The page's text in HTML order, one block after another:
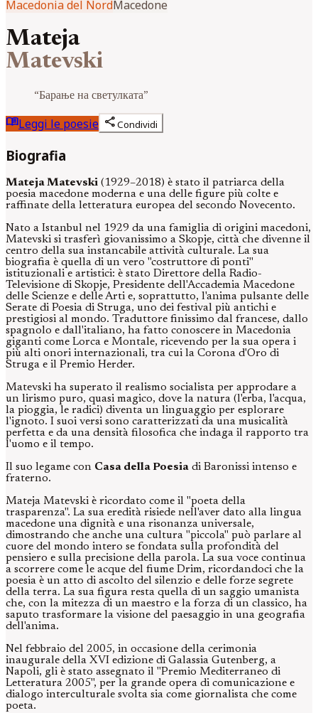
Macedonia del NordMacedone
Mateja
Matevski
“Барање на светулката”
menu_bookLeggi le poesie shareCondividi
Biografia
Mateja Matevski (1929–2018) è stato il patriarca della
poesia macedone moderna e una delle figure più colte e
raffinate della letteratura europea del secondo Novecento.
Nato a Istanbul nel 1929 da una famiglia di origini macedoni,
Matevski si trasferì giovanissimo a Skopje, città che divenne il
centro della sua instancabile attività culturale. La sua
biografia è quella di un vero "costruttore di ponti"
istituzionali e artistici: è stato Direttore della Radio-
Televisione di Skopje, Presidente dell'Accademia Macedone
delle Scienze e delle Arti e, soprattutto, l'anima pulsante delle
Serate di Poesia di Struga, uno dei festival più antichi e
prestigiosi al mondo. Traduttore finissimo dal francese, dallo
spagnolo e dall'italiano, ha fatto conoscere in Macedonia
giganti come Lorca e Montale, ricevendo per la sua opera i
più alti onori internazionali, tra cui la Corona d'Oro di
Struga e il Premio Herder.
Matevski ha superato il realismo socialista per approdare a
un lirismo puro, quasi magico, dove la natura (l'erba, l'acqua,
la pioggia, le radici) diventa un linguaggio per esplorare
l'ignoto. I suoi versi sono caratterizzati da una musicalità
perfetta e da una densità filosofica che indaga il rapporto tra
l'uomo e il tempo.
Il suo legame con Casa della Poesia di Baronissi intenso e
fraterno.
Mateja Matevski è ricordato come il "poeta della
trasparenza". La sua eredità risiede nell'aver dato alla lingua
macedone una dignità e una risonanza universale,
dimostrando che anche una cultura "piccola" può parlare al
cuore del mondo intero se fondata sulla profondità del
pensiero e sulla precisione della parola. La sua voce continua
a scorrere come le acque del fiume Drim, ricordandoci che la
poesia è un atto di ascolto del silenzio e delle forze segrete
della terra. La sua figura resta quella di un saggio umanista
che, con la mitezza di un maestro e la forza di un classico, ha
saputo trasformare la visione del paesaggio in una geografia
dell'anima.
Nel febbraio del 2005, in occasione della cerimonia
inaugurale della XVI edizione di Galassia Gutenberg, a
Napoli, gli è stato assegnato il "Premio Mediterraneo di
Letteratura 2005", per la grande opera di comunicazione e
dialogo interculturale svolta sia come giornalista che come
poeta.